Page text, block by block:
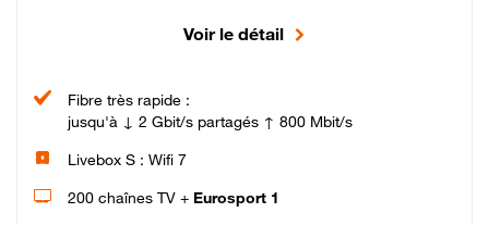
Voir le détail
Fibre très rapide :
jusqu'à ↓ 2 Gbit/s partagés ↑ 800 Mbit/s
Livebox S : Wifi 7
200 chaînes TV + Eurosport 1